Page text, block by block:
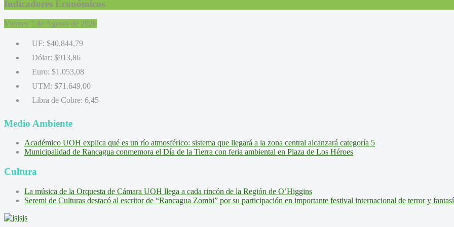
Indicadores Económicos
Viernes 7 de Agosto de 2026
UF: $40.844,79
Dólar: $913,86
Euro: $1.053,08
UTM: $71.649,00
Libra de Cobre: 6,45
Medio Ambiente
Académico UOH explica qué es un río atmosférico: sistema que llegará a la zona central alcanzará categoría 5
Municipalidad de Rancagua conmemora el Día de la Tierra con feria ambiental en Plaza de Los Héroes
Cultura
La música de la Orquesta de Cámara UOH llega a cada rincón de la Región de O’Higgins
Seremi de Culturas destacó al escritor de “Rancagua Zombi” por su participación en importante festival internacional de terror y